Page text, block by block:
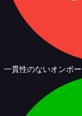
一貫性のないオンボ